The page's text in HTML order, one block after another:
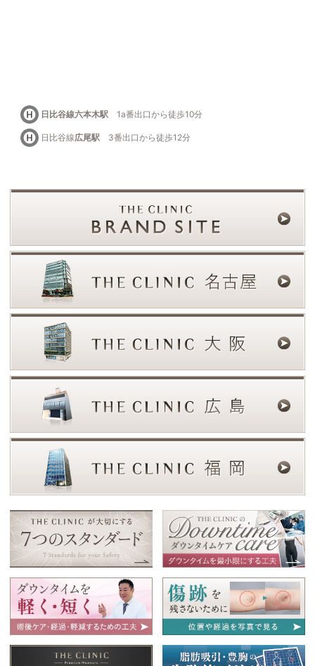
日比谷線六本木駅 1a番出口から徒歩10分
日比谷線広尾駅 3番出口から徒歩12分